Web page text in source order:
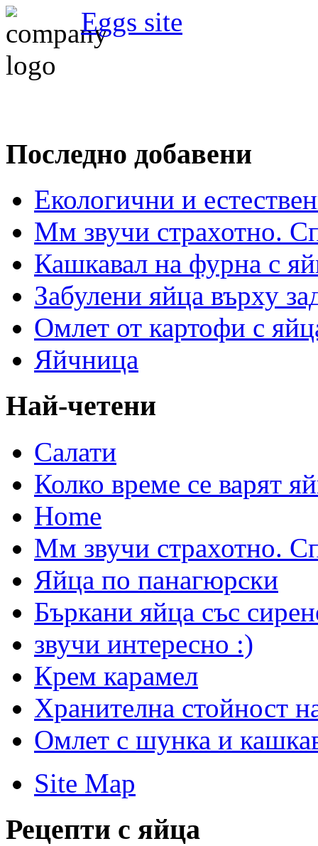
Eggs site
Последно добавени
Екологични и
Мм звучи страхотно.
Кашкавал на фурна с
Забулени яйца върху
Омлет от картофи с
Яйчница
Най-четени
Салати
Колко време се варят
Home
Мм звучи страхотно.
Яйца по панагюрски
Бъркани яйца със
звучи интересно :)
Крем карамел
Хранителна стойност
Омлет с шунка и
Site Map
Рецепти с яйца